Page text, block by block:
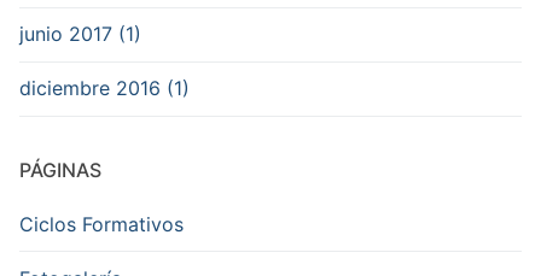
junio 2017 (1)
diciembre 2016 (1)
PÁGINAS
Ciclos Formativos